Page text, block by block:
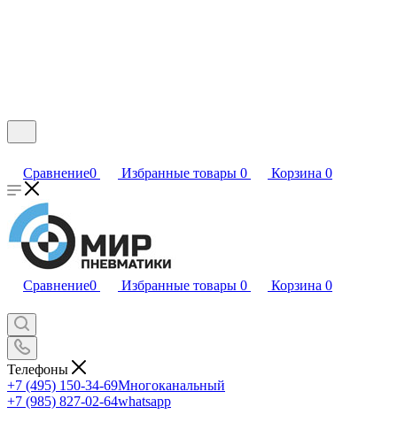
Сравнение0 Избранные товары 0 Корзина 0
Сравнение0 Избранные товары 0 Корзина 0
Телефоны
+7 (495) 150-34-69Многоканальный
+7 (985) 827-02-64whatsapp